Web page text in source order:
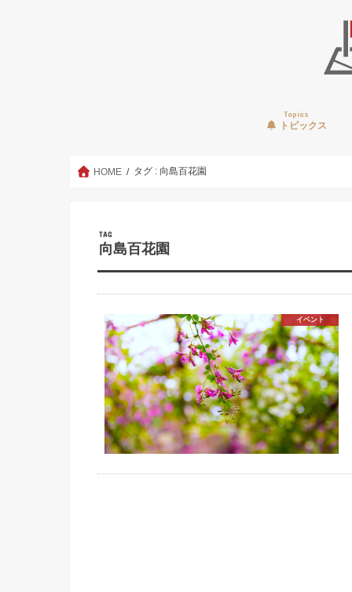
Topics
トピックス
HOME タグ : 向島百花園
TAG
向島百花園
イベント